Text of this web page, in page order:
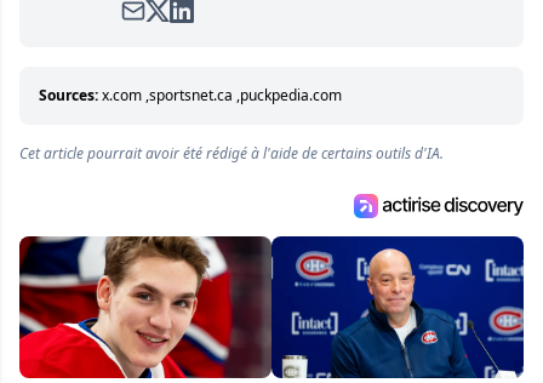
satirique de hockey, Définitivement, Pierre.
entourant la LNH et en faire bénéficier les
lecteurs avant la compétition.
Sources:x.com ,sportsnet.ca ,puckpedia.com
Cet article pourrait avoir été rédigé à l'aide de certains outils d'IA.